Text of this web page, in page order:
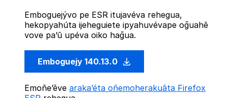
Emboguejývo pe ESR itujavéva rehegua,
hekopyahúta ijeheguiete ipyahuvévape og̃uahẽ
vove pa’ũ upéva oiko hag̃ua.
Emboguejy 140.13.0
Emoñe’ẽve araka’éta oñemoherakuãta Firefox